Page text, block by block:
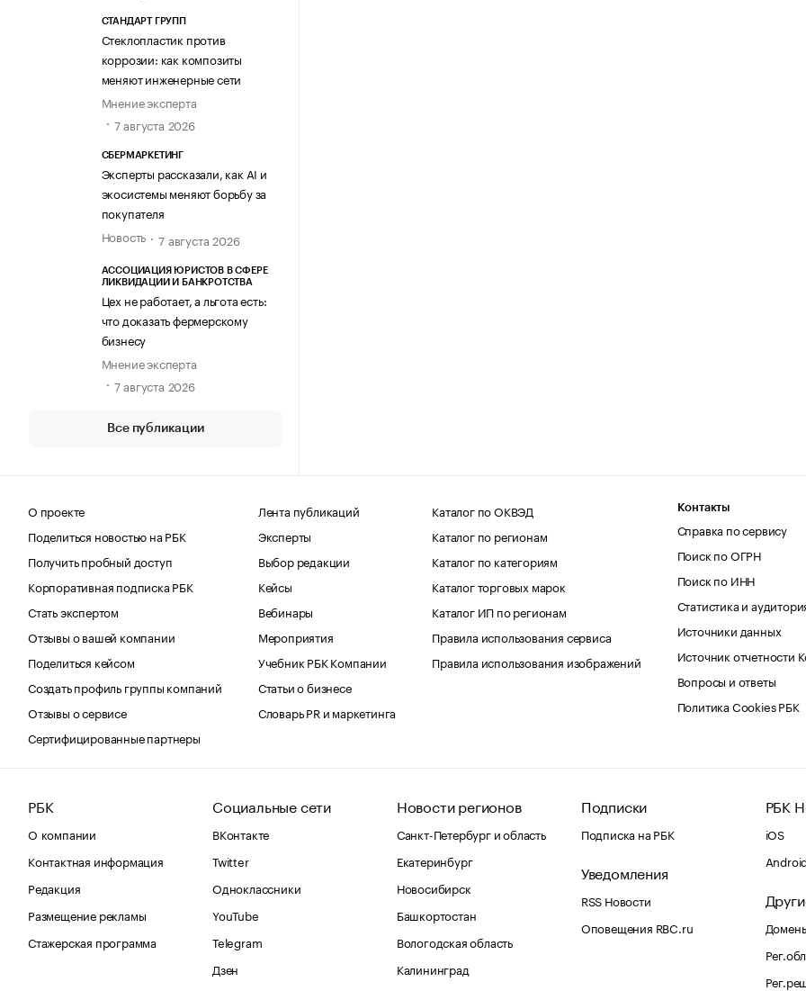
СТАНДАРТ ГРУПП
Стеклопластик против
коррозии: как композиты
меняют инженерные сети
Мнение эксперта
7 августа 2026
СБЕРМАРКЕТИНГ
Эксперты рассказали, как AI и
экосистемы меняют борьбу за
покупателя
Новость
7 августа 2026
АССОЦИАЦИЯ ЮРИСТОВ В СФЕРЕ
ЛИКВИДАЦИИ И БАНКРОТСТВА
Цех не работает, а льгота есть:
что доказать фермерскому
бизнесу
Мнение эксперта
7 августа 2026
Все публикации
О проекте
Поделиться новостью на РБК
Получить пробный доступ
Корпоративная подписка РБК
Стать экспертом
Отзывы о вашей компании
Поделиться кейсом
Создать профиль группы компаний
Отзывы о сервисе
Сертифицированные партнеры
Лента публикаций
Эксперты
Выбор редакции
Кейсы
Вебинары
Мероприятия
Учебник РБК Компании
Статьи о бизнесе
Словарь PR и маркетинга
Каталог по ОКВЭД
Каталог по регионам
Каталог по категориям
Каталог торговых марок
Каталог ИП по регионам
Правила использования сервиса
Правила использования изображений
Контакты
Справка по сервису
Поиск по ОГРН
Поиск по ИНН
Статистика и
Источники данных
Источник отчетности
Вопросы и ответы
Политика Cookies РБК
РБК
О компании
Контактная информация
Редакция
Размещение рекламы
Стажерская программа
Социальные сети
ВКонтакте
Twitter
Одноклассники
YouTube
Telegram
Дзен
Новости регионов
Санкт-Петербург и область
Екатеринбург
Новосибирск
Башкортостан
Вологодская область
Калининград
Подписки
Подписка на РБК
Уведомления
RSS Новости
Оповещения RBC.ru
РБК
iOS